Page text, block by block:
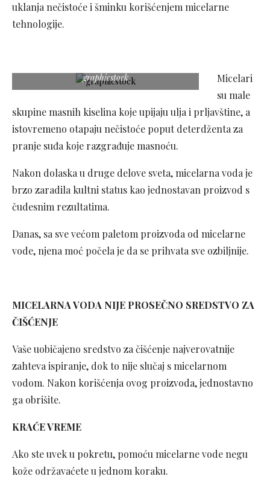
uklanja nečistoće i šminku korišćenjem micelarne
tehnologije.
graphicstock
Micelari
su male
skupine masnih kiselina koje upijaju ulja i prljavštine, a
istovremeno otapaju nečistoće poput deterdženta za
pranje suđa koje razgrađuje masnoću.
Nakon dolaska u druge delove sveta, micelarna voda je
brzo zaradila kultni status kao jednostavan proizvod s
čudesnim rezultatima.
Danas, sa sve većom paletom proizvoda od micelarne
vode, njena moć počela je da se prihvata sve ozbiljnije.
MICELARNA VODA NIJE PROSEČNO SREDSTVO ZA
ČIŠĆENJE
Vaše uobičajeno sredstvo za čišćenje najverovatnije
zahteva ispiranje, dok to nije slučaj s micelarnom
vodom. Nakon korišćenja ovog proizvoda, jednostavno
ga obrišite.
KRAĆE VREME
Ako ste uvek u pokretu, pomoću micelarne vode negu
kože održavaćete u jednom koraku.